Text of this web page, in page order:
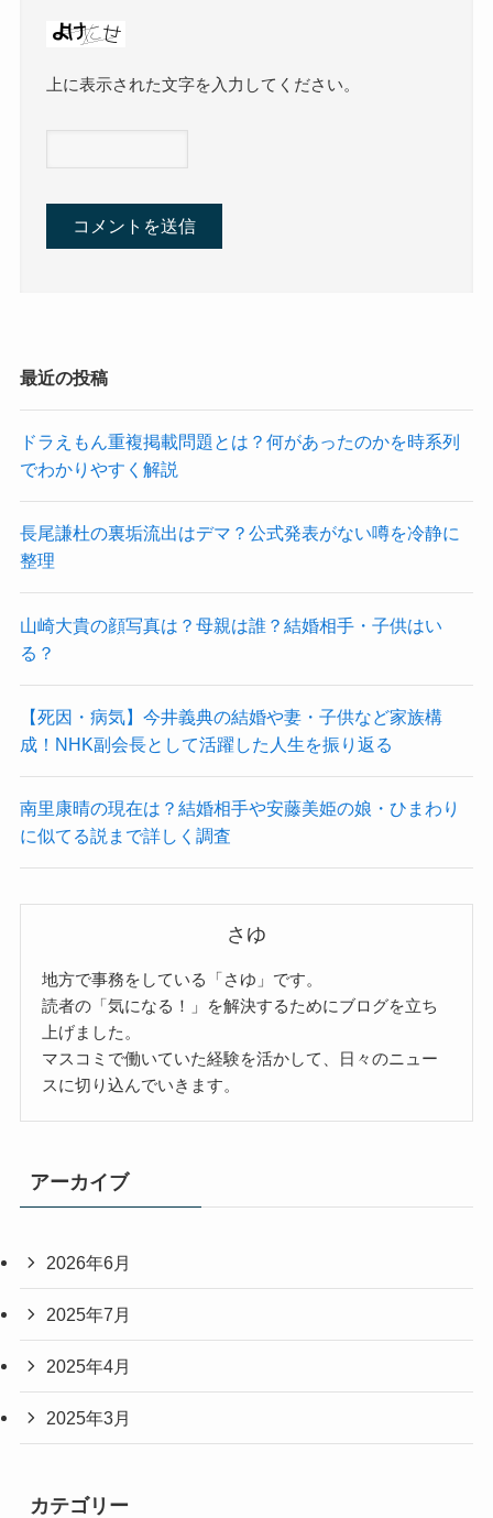
上に表示された文字を入力してください。
最近の投稿
ドラえもん重複掲載問題とは？何があったのかを時系列
でわかりやすく解説
長尾謙杜の裏垢流出はデマ？公式発表がない噂を冷静に
整理
山崎大貴の顔写真は？母親は誰？結婚相手・子供はい
る？
【死因・病気】今井義典の結婚や妻・子供など家族構
成！NHK副会長として活躍した人生を振り返る
南里康晴の現在は？結婚相手や安藤美姫の娘・ひまわり
に似てる説まで詳しく調査
さゆ
地方で事務をしている「さゆ」です。
読者の「気になる！」を解決するためにブログを立ち
上げました。
マスコミで働いていた経験を活かして、日々のニュー
スに切り込んでいきます。
アーカイブ
2026年6月
2025年7月
2025年4月
2025年3月
カテゴリー